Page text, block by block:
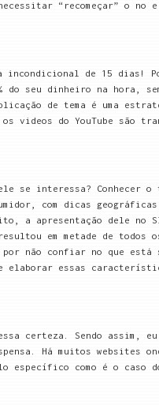
“recomeçar” o no
incondicional de 15 dias!
seu dinheiro na hora,
de tema é uma
do YouTube são
se interessa? Conhecer
com dicas
a apresentação dele no
em metade de todos
não confiar no que está
elaborar essas
certeza. Sendo assim,
Há muitos websites
específico como é o caso